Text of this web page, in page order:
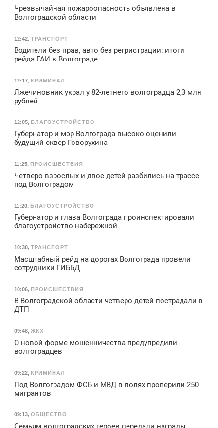
Чрезвычайная пожароопасность объявлена в
Волгоградской области
12:42, ТРАНСПОРТ
Водители без прав, авто без регристрации: итоги
рейда ГАИ в Волгограде
12:17, КРИМИНАЛ
Лжечиновник украл у 82-летнего волгоградца 2,3 млн
рублей
12:05, БЛАГОУСТРОЙСТВО
Губернатор и мэр Волгограда высоко оценили
будущий сквер Говорухина
11:25, ПРОИСШЕСТВИЯ
Четверо взрослых и двое детей разбились на трассе
под Волгоградом
11:20, БЛАГОУСТРОЙСТВО
Губернатор и глава Волгограда проинспектировали
благоустройство набережной
10:30, ТРАНСПОРТ
Масштабный рейд на дорогах Волгограда провели
сотрудники ГИББД
10:06, ПРОИСШЕСТВИЯ
В Волгоградской области четверо детей пострадали в
ДТП
09:48, ЖКХ
О новой форме мошенничества предупредили
волгоградцев
09:22, КРИМИНАЛ
Под Волгоградом ФСБ и МВД в полях проверили 250
мигрантов
09:13, ОБЩЕСТВО
Семьям волгоградских героев передали награды